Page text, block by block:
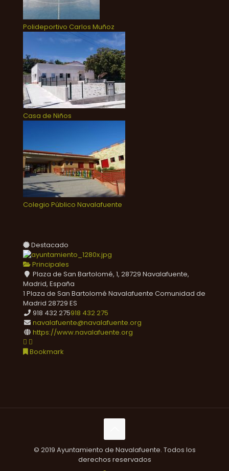
Polideportivo Carlos Muñoz
Casa de Niños
Colegio Público Navalafuente
Destacado
Principales
Plaza de San Bartolomé, 1, 28729 Navalafuente,
Madrid, España
1 Plaza de San Bartolomé Navalafuente Comunidad de
Madrid 28729 ES
918 432 275918 432 275
navalafuente@navalafuente.org
https://www.navalafuente.org
Bookmark
© 2019 Ayuntamiento de Navalafuente. Todos los
derechos reservados